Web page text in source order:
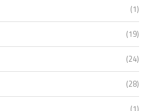
(1)
(19)
(24)
(28)
(1)